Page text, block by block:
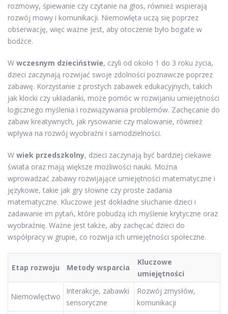
rozmowy, śpiewanie czy czytanie na głos, również wspierają
rozwój mowy i komunikacji. Niemowlęta uczą się poprzez
obserwację, więc ważne jest, aby otoczenie było bogate w
bodźce.
W wczesnym dzieciństwie, czyli od około 1 do 3 roku życia,
dzieci zaczynają rozwijać swoje zdolności poznawcze poprzez
zabawę. Korzystanie z prostych zabawek edukacyjnych, takich
jak klocki czy układanki, może pomóc w rozwijaniu umiejętności
logicznego myślenia i rozwiązywania problemów. Zachęcanie do
zabaw kreatywnych, jak rysowanie czy malowanie, również
wpływa na rozwój wyobraźni i samodzielności.
W wiek przedszkolny, dzieci zaczynają być bardziej ciekawe
świata oraz mają większe możliwości nauki. Można
wprowadzać zabawy rozwijające umiejętności matematyczne i
językowe, takie jak gry słowne czy proste zadania
matematyczne. Kluczowe jest dokładne słuchanie dzieci i
zadawanie im pytań, które pobudzą ich myślenie krytyczne oraz
wyobraźnię. Ważne jest także, aby zachęcać dzieci do
współpracy w grupie, co rozwija ich umiejętności społeczne.
Etap rozwoju Metody wsparcia
Kluczowe
umiejętności
Niemowlęctwo
Interakcje, zabawki
sensoryczne
Rozwój zmysłów,
komunikacji